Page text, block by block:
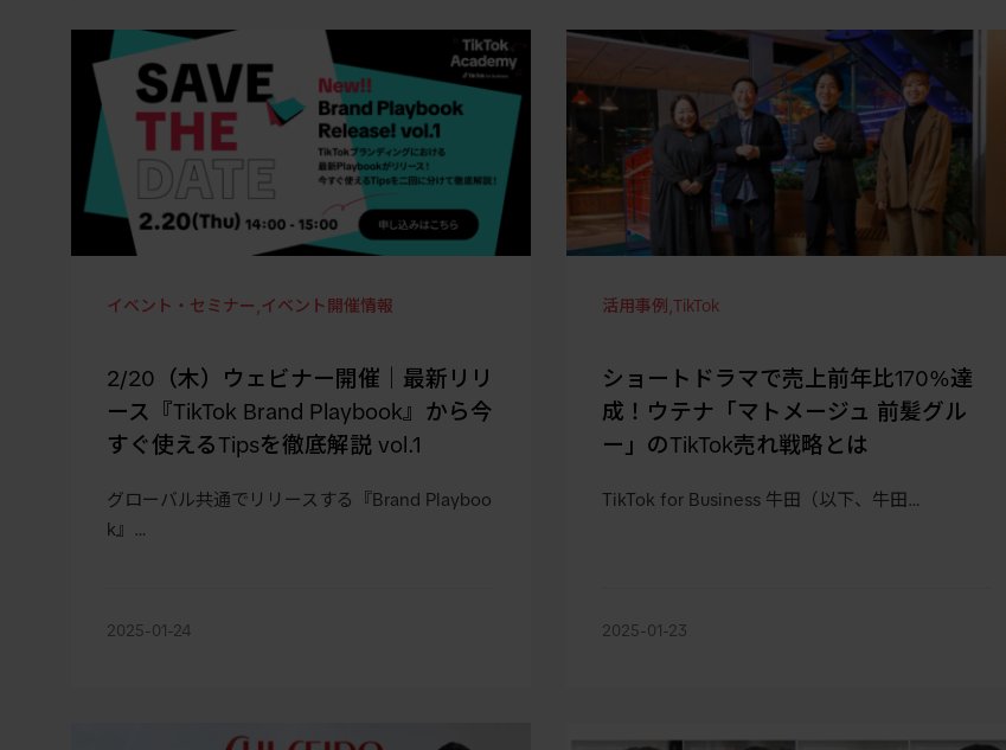
イベント・セミナー , イベント開催情報
2/20（木）ウェビナー開催｜最新リリ
ース『TikTok Brand Playbook』から今
すぐ使えるTipsを徹底解説 vol.1
グローバル共通でリリースする『Brand Playboo
k』…
2025-01-24
活用事例 , TikTok
ショートドラマで売上前年比170%達
成！ウテナ「マトメージュ 前髪グル
ー」のTikTok売れ戦略とは
TikTok for Business 牛田（以下、牛田…
2025-01-23